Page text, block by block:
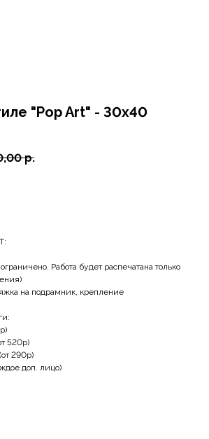
"Pop Art" - 30х40
р.
Работа будет распечатана только
на подрамник, крепление
520р)
290р)
доп. лицо)